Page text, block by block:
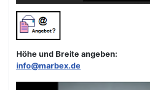
Höhe und Breite angeben:
info@marbex.de